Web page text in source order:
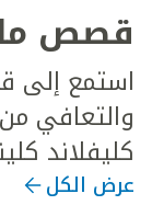
قصص
استمع إلى
والتعافي
كليفلاند
عرض الكل